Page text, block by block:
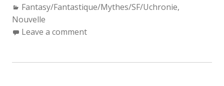
Categories:
Fantasy/Fantastique/Mythes/SF/Uchronie,
Nouvelle
Leave a comment